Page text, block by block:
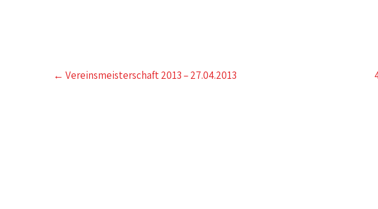
navigation
← Vereinsmeisterschaft 2013 – 27.04.2013